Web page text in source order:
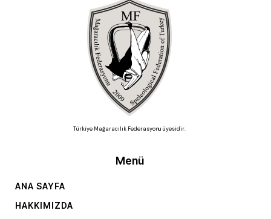
Türkiye Mağaracılık Federasyonu üyesidir.
Menü
ANA SAYFA
HAKKIMIZDA